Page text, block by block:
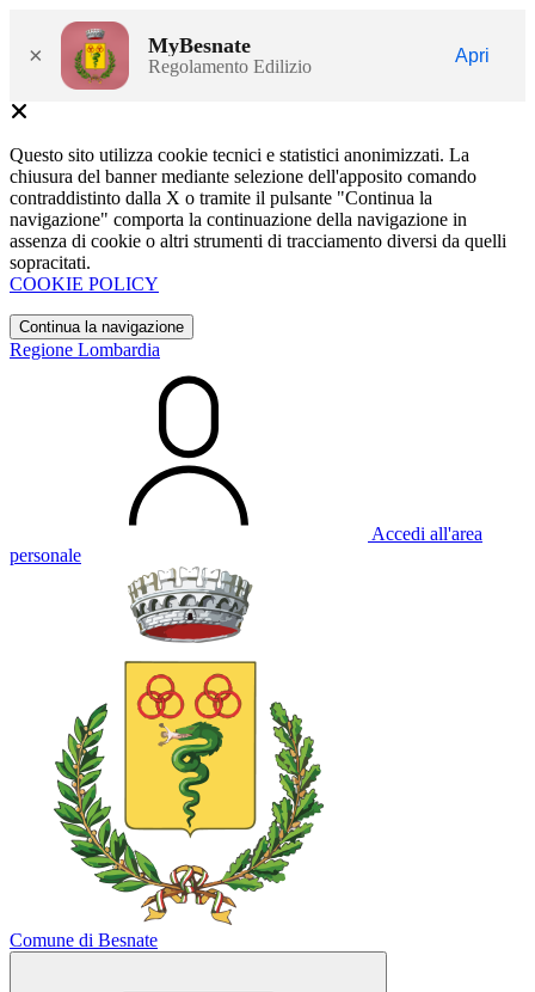
× MyBesnate
Regolamento Edilizio
Apri
Questo sito utilizza cookie tecnici e statistici anonimizzati. La
chiusura del banner mediante selezione dell'apposito comando
contraddistinto dalla X o tramite il pulsante "Continua la
navigazione" comporta la continuazione della navigazione in
assenza di cookie o altri strumenti di tracciamento diversi da quelli
sopracitati.
COOKIE POLICY
Continua la navigazione
Regione Lombardia
Accedi all'area
personale
Comune di Besnate